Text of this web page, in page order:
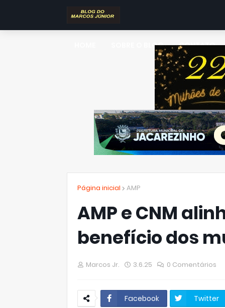
SOBRE O BLOG CONTATO
Página inicial AMP
AMP e CNM
benefício dos
Marcos Jr. 3.6.25 0 Comentários
Facebook Twitter